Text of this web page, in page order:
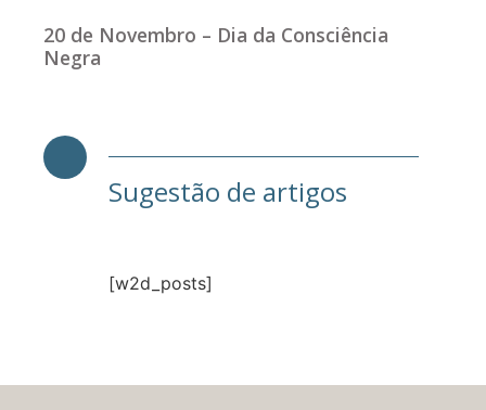
20 de Novembro – Dia da Consciência
Negra
Sugestão de artigos
[w2d_posts]